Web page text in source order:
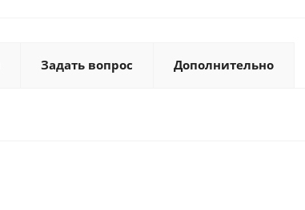
Задать вопрос Дополнительно